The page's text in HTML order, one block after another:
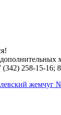
258-15-16;
жемчуг